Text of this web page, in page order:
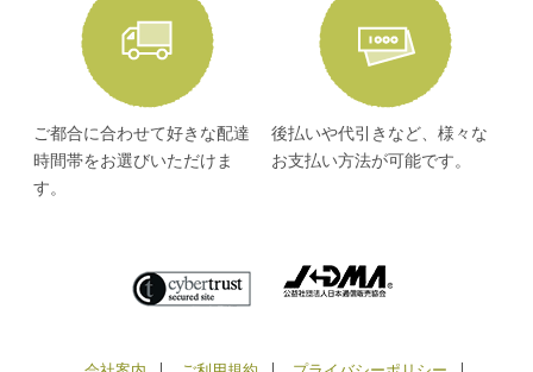
ご都合に合わせて好きな配達
時間帯をお選びいただけま
す。
後払いや代引きなど、様々な
お支払い方法が可能です。